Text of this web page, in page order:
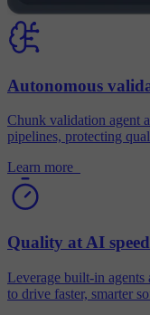
Autonomous
Chunk validation agent
pipelines, protecting
Learn more
Quality at AI speed
Leverage built-in
to drive faster, smarter